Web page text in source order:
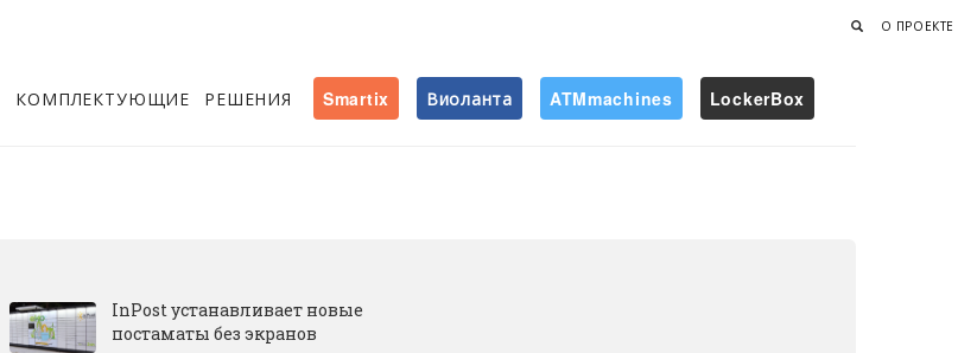
О ПРОЕКТЕ
КОМПЛЕКТУЮЩИЕ РЕШЕНИЯ Smartix Виоланта ATMmachines LockerBox
InPost устанавливает новые
постаматы без экранов